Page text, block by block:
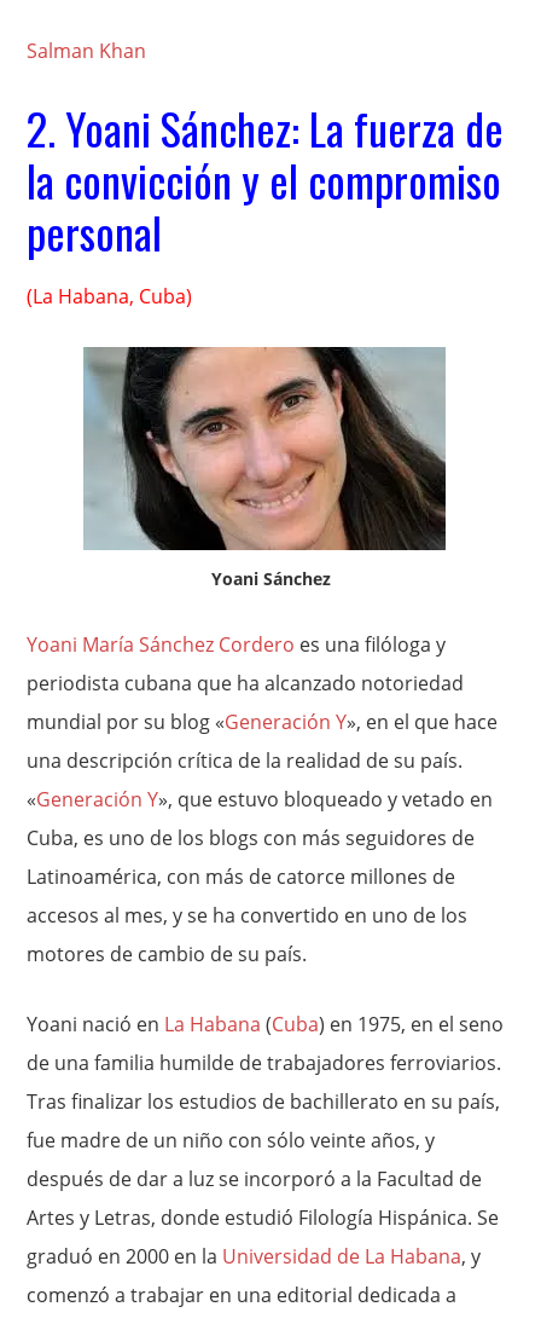
Salman Khan
2. Yoani Sánchez: La fuerza de
la convicción y el compromiso
personal
(La Habana, Cuba)
Yoani Sánchez
Yoani María Sánchez Cordero es una filóloga y
periodista cubana que ha alcanzado notoriedad
mundial por su blog «Generación Y», en el que hace
una descripción crítica de la realidad de su país.
«Generación Y», que estuvo bloqueado y vetado en
Cuba, es uno de los blogs con más seguidores de
Latinoamérica, con más de catorce millones de
accesos al mes, y se ha convertido en uno de los
motores de cambio de su país.
Yoani nació en La Habana (Cuba) en 1975, en el seno
de una familia humilde de trabajadores ferroviarios.
Tras finalizar los estudios de bachillerato en su país,
fue madre de un niño con sólo veinte años, y
después de dar a luz se incorporó a la Facultad de
Artes y Letras, donde estudió Filología Hispánica. Se
graduó en 2000 en la Universidad de La Habana, y
comenzó a trabajar en una editorial dedicada a